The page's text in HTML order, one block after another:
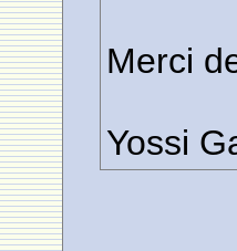
Merci
Yossi